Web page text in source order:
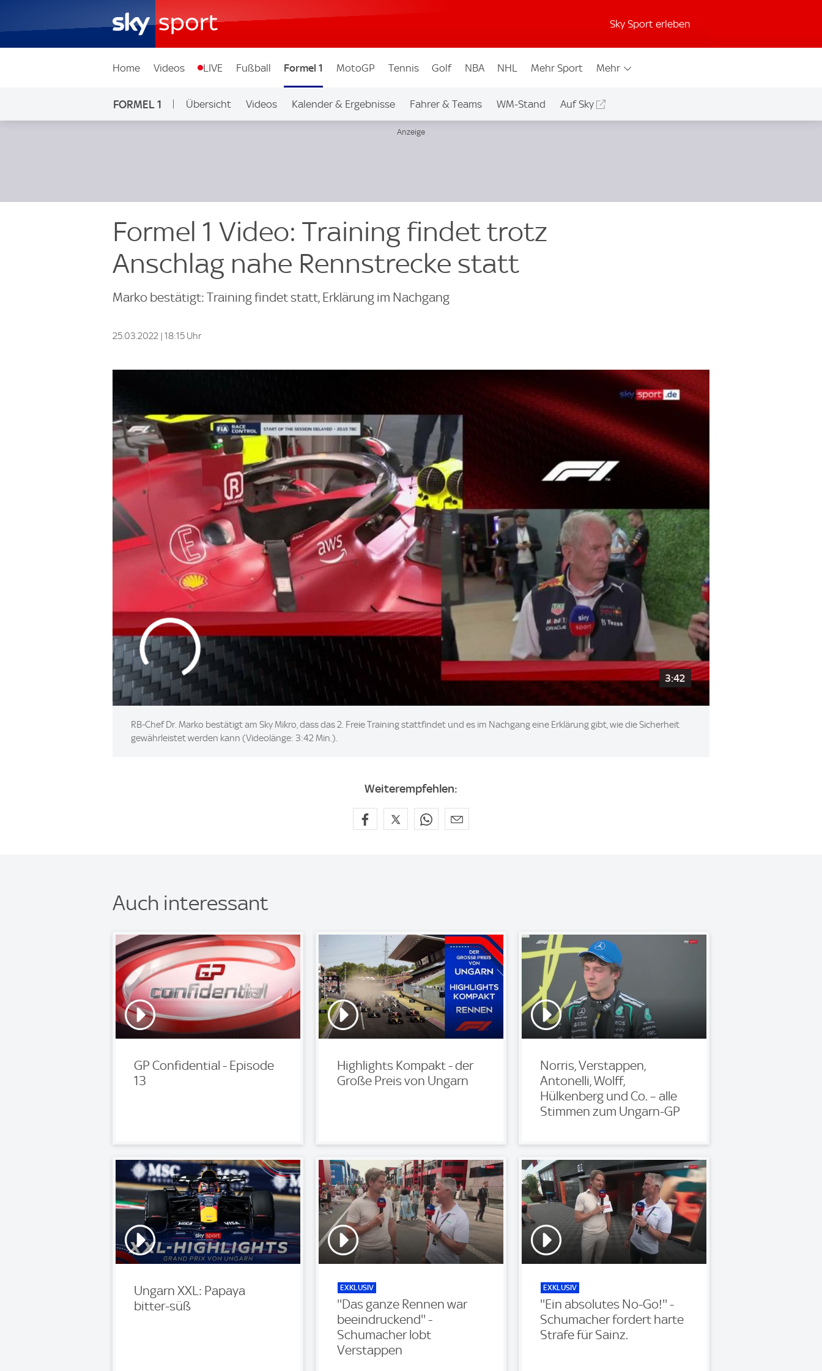
Sky Sport erleben
Home Videos LIVE Fußball Formel 1 MotoGP Tennis Golf NBA NHL Mehr Sport Mehr
FORMEL 1 Übersicht Videos Kalender & Ergebnisse Fahrer & Teams WM-Stand Auf Sky
Formel 1 Video: Training findet trotz
Anschlag nahe Rennstrecke statt
Marko bestätigt: Training findet statt, Erklärung im Nachgang
25.03.2022 | 18:15 Uhr
3:42
RB-Chef Dr. Marko bestätigt am Sky Mikro, dass das 2. Freie Training stattfindet und es im Nachgang eine Erklärung gibt, wie die Sicherheit
gewährleistet werden kann (Videolänge: 3:42 Min.).
Weiterempfehlen:
Auch interessant
GP Confidential - Episode
13
Highlights Kompakt - der
Große Preis von Ungarn
Norris, Verstappen,
Antonelli, Wolff,
Hülkenberg und Co. – alle
Stimmen zum Ungarn-GP
Ungarn XXL: Papaya
bitter-süß
EXKLUSIV
''Das ganze Rennen war
beeindruckend'' -
Schumacher lobt
Verstappen
EXKLUSIV
''Ein absolutes No-Go!'' -
Schumacher fordert harte
Strafe für Sainz.